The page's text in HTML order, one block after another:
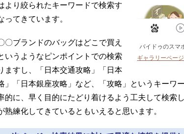
バイドゥのスマ
ギャラリーペー
より絞られたキーワードで検索す
ってきています。
ブランドのバッグはどこで買え
いうようなピンポイントでの検索
ますし、「日本交通攻略」「日本
」「日本銀座攻略」など、「攻略」というキーワ
的に、早く目的にたどり着けるよう工夫して検索
熟練化してきているともいえると思います。